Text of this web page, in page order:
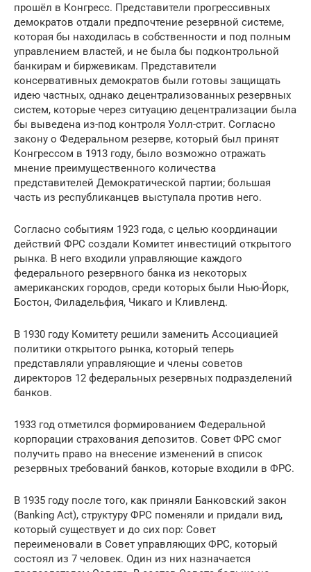
прошёл в Конгресс. Представители прогрессивных
демократов отдали предпочтение резервной системе,
которая бы находилась в собственности и под полным
управлением властей, и не была бы подконтрольной
банкирам и биржевикам. Представители
консервативных демократов были готовы защищать
идею частных, однако децентрализованных резервных
систем, которые через ситуацию децентрализации была
бы выведена из-под контроля Уолл-стрит. Согласно
закону о Федеральном резерве, который был принят
Конгрессом в 1913 году, было возможно отражать
мнение преимущественного количества
представителей Демократической партии; большая
часть из республиканцев выступала против него.
Согласно событиям 1923 года, с целью координации
действий ФРС создали Комитет инвестиций открытого
рынка. В него входили управляющие каждого
федерального резервного банка из некоторых
американских городов, среди которых были Нью-Йорк,
Бостон, Филадельфия, Чикаго и Кливленд.
В 1930 году Комитету решили заменить Ассоциацией
политики открытого рынка, который теперь
представляли управляющие и члены советов
директоров 12 федеральных резервных подразделений
банков.
1933 год отметился формированием Федеральной
корпорации страхования депозитов. Совет ФРС смог
получить право на внесение изменений в список
резервных требований банков, которые входили в ФРС.
В 1935 году после того, как приняли Банковский закон
(Banking Act), структуру ФРС поменяли и придали вид,
который существует и до сих пор: Совет
переименовали в Совет управляющих ФРС, который
состоял из 7 человек. Один из них назначается